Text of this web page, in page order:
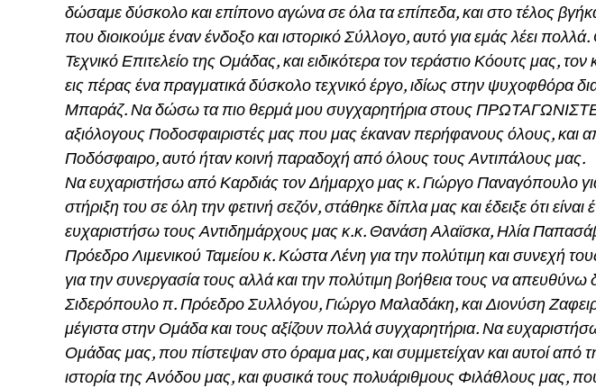
δώσαμε δύσκολο και επίπονο αγώνα σε όλα τα επίπεδα, και στο τέλος
που διοικούμε έναν ένδοξο και ιστορικό Σύλλογο, αυτό για εμάς λέει
Τεχνικό Επιτελείο της Ομάδας, και ειδικότερα τον τεράστιο Κόουτς μας,
εις πέρας ένα πραγματικά δύσκολο τεχνικό έργο, ιδίως στην ψυχοφθόρα
Μπαράζ. Να δώσω τα πιο θερμά μου συγχαρητήρια στους
αξιόλογους Ποδοσφαιριστές μας που μας έκαναν περήφανους όλους, και
Ποδόσφαιρο, αυτό ήταν κοινή παραδοχή από όλους τους Αντιπάλους μας.
Να ευχαριστήσω από Καρδιάς τον Δήμαρχο μας κ. Γιώργο Παναγόπουλο
στήριξη του σε όλη την φετινή σεζόν, στάθηκε δίπλα μας και έδειξε ότι
ευχαριστήσω τους Αντιδημάρχους μας κ.κ. Θανάση Αλαϊσκα, Ηλία
Πρόεδρο Λιμενικού Ταμείου κ. Κώστα Λένη για την πολύτιμη και συνεχή
για την συνεργασία τους αλλά και την πολύτιμη βοήθεια τους να απευθύνω
Σιδερόπουλο π. Πρόεδρο Συλλόγου, Γιώργο Μαλαδάκη, και Διονύση
μέγιστα στην Ομάδα και τους αξίζουν πολλά συγχαρητήρια. Να
Ομάδας μας, που πίστεψαν στο όραμα μας, και συμμετείχαν και αυτοί από
ιστορία της Ανόδου μας, και φυσικά τους πολυάριθμους Φιλάθλους μας,